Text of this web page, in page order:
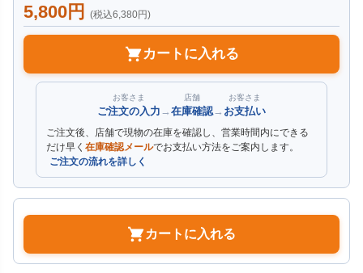
5,800円 (税込6,380円)
カートに入れる
お客さま
ご注文の入力 →
店舗
在庫確認→
お客さま
お支払い
ご注文後、店舗で現物の在庫を確認し、営業時間内にできる
だけ早く 在庫確認メールでお支払い方法をご案内します。
ご注文の流れを詳しく
カートに入れる